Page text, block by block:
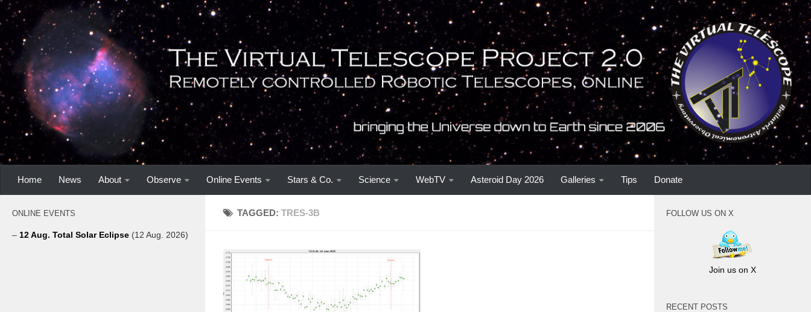
Home News About Observe Online Events Stars & Co. Science WebTV Asteroid Day 2026 Galleries Tips Donate
TAGGED:TRES-3B
ONLINE EVENTS
– 12 Aug. Total Solar Eclipse (12 Aug. 2026)
FOLLOW US ON X
Join us on X
RECENT POSTS